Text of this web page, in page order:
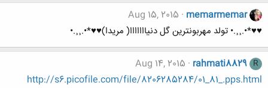
memarmemar
Aug 15, 2015
♥♥*•.¸¸.• تولد مهربونترین گل دنیااااااا( مریدا)♥♥*•.¸¸.•
R
rahmati8829
Aug 14, 2015
http://s6.picofile.com/file/8206285284/01_81_.pps.html